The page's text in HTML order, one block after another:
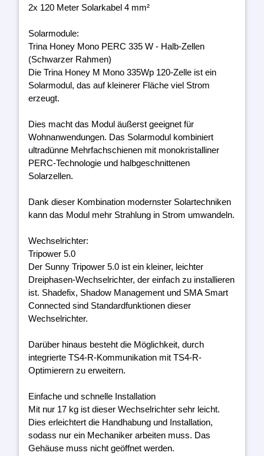
2x 120 Meter Solarkabel 4 mm²
Solarmodule:
Trina Honey Mono PERC 335 W - Halb-Zellen
(Schwarzer Rahmen)
Die Trina Honey M Mono 335Wp 120-Zelle ist ein
Solarmodul, das auf kleinerer Fläche viel Strom
erzeugt.
Dies macht das Modul äußerst geeignet für
Wohnanwendungen. Das Solarmodul kombiniert
ultradünne Mehrfachschienen mit monokristalliner
PERC-Technologie und halbgeschnittenen
Solarzellen.
Dank dieser Kombination modernster Solartechniken
kann das Modul mehr Strahlung in Strom umwandeln.
Wechselrichter:
Tripower 5.0
Der Sunny Tripower 5.0 ist ein kleiner, leichter
Dreiphasen-Wechselrichter, der einfach zu installieren
ist. Shadefix, Shadow Management und SMA Smart
Connected sind Standardfunktionen dieser
Wechselrichter.
Darüber hinaus besteht die Möglichkeit, durch
integrierte TS4-R-Kommunikation mit TS4-R-
Optimierern zu erweitern.
Einfache und schnelle Installation
Mit nur 17 kg ist dieser Wechselrichter sehr leicht.
Dies erleichtert die Handhabung und Installation,
sodass nur ein Mechaniker arbeiten muss. Das
Gehäuse muss nicht geöffnet werden.